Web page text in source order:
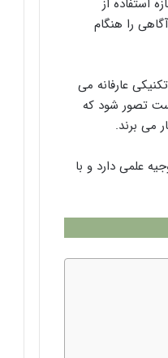
استفاده از
را هنگام
عارفانه می
تصور شود که
می برند.
علمی دارد و با